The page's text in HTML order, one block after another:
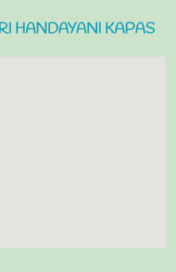
HANDAYANI KAPAS